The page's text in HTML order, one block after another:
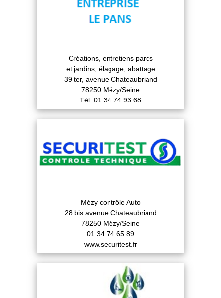
Créations, entretiens parcs
et jardins, élagage, abattage
39 ter, avenue Chateaubriand
78250 Mézy/Seine
Tél. 01 34 74 93 68
Mézy contrôle Auto
28 bis avenue Chateaubriand
78250 Mézy/Seine
01 34 74 65 89
www.securitest.fr